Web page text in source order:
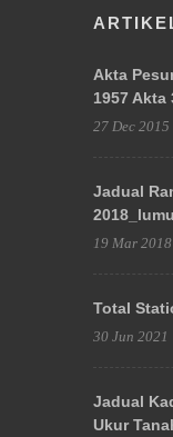
Akta
1957 Akta
27 Dec 2015
Jadual
19 Mar 2018
Total
30 Jun 2021
Jadual
Ukur